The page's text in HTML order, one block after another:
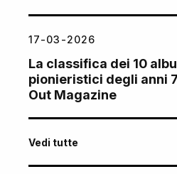
17-03-2026
La classifica dei 10
pionieristici degli anni
Out Magazine
Vedi tutte